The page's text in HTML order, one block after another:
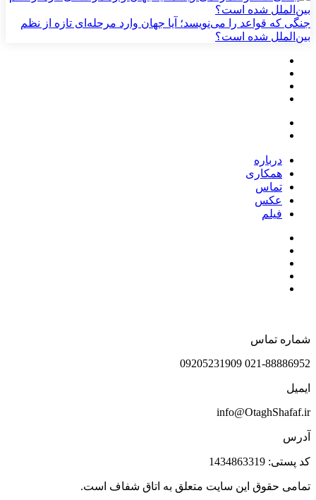
جنگی که قواعد را می‌نویسد؛ آیا جهان وارد مرحله‌ای تازه از نظم
بین‌الملل شده است؟
درباره
همکاری
تماس
عکس
فیلم
شماره تماس
021-88886952 09205231909
ایمیل
info@OtaghShafaf.ir
آدرس
کد پستی: 1434863319
تمامی حقوق این سایت متعلق به اتاق شفاف است.